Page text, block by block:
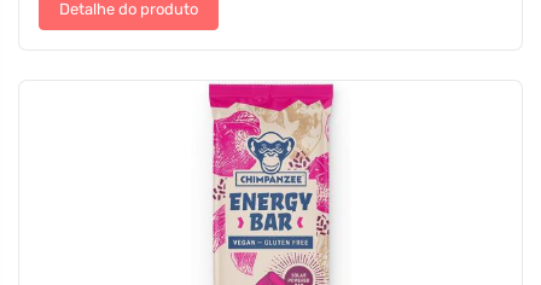
Detalhe do produto